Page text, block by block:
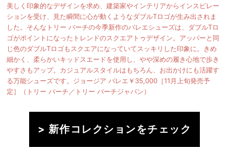
美しく印象的なデザインを求め、建築家やインテリアからインスピレー
ションを受け、見た瞬間に心が動くようなダブルTロゴが生み出されま
した。そんなトリー バーチの今季新作のバレエシューズは、ダブルTロ
ゴがポイントになったトレンドのスクエアトゥデザイン。アッパーと同
じ色のダブルTロゴもスクエアになっていてスッキリした印象に。きめ
細かく、柔らかいキッドスエードを使用し、やや深めの履き心地で歩き
やすさもアップ。カジュアルスタイルはもちろん、お出かけにも活躍す
る万能シューズです。 ジョージア バレエ￥35,000［11月上旬発売予
定］（トリー バーチ／トリー バーチジャパン）
> 新作コレクションをチェック